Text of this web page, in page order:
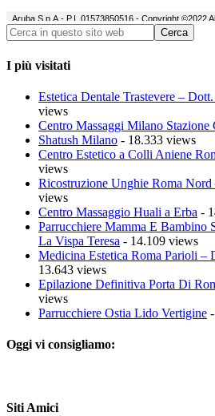
I più visitati
Estetica Dentale Trastevere –
views
Centro Massaggi Milano Stazione
Shatush Milano - 18.333 views
Centro Estetico a Colli Aniene
views
Ricostruzione Unghie Roma
views
Centro Massaggio Huali a Erba -
Parrucchiere Mamma E Bambino
La Vispa Teresa - 14.109 views
Medicina Estetica Roma Parioli –
13.643 views
Epilazione Definitiva Porta Di
views
Parrucchiere Ostia Lido Vertigine
Oggi vi consigliamo:
Siti Amici